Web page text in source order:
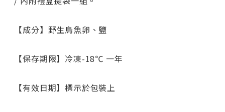
【成分】野生烏魚卵、鹽
【保存期限】冷凍-18℃ 一年
【有效日期】標示於包裝上